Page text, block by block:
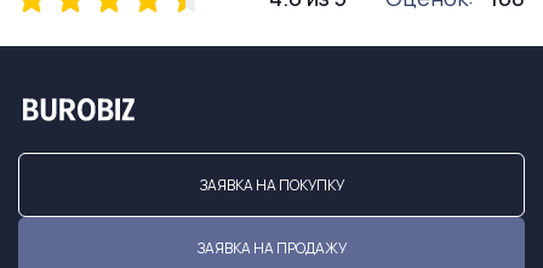
ЗАЯВКА НА ПОКУПКУ
ЗАЯВКА НА ПРОДАЖУ